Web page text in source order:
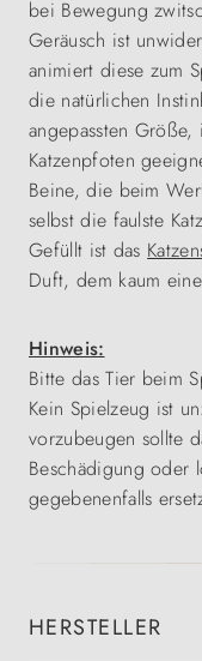
bei Bewegung
Geräusch ist
animiert diese zum
die natürlichen
angepassten
Katzenpfoten
Beine, die beim
selbst die faulste
Gefüllt ist das
Duft, dem kaum
Hinweis:
Bitte das Tier beim
Kein Spielzeug ist
vorzubeugen sollte
Beschädigung oder
gegebenenfalls
HERSTELLER